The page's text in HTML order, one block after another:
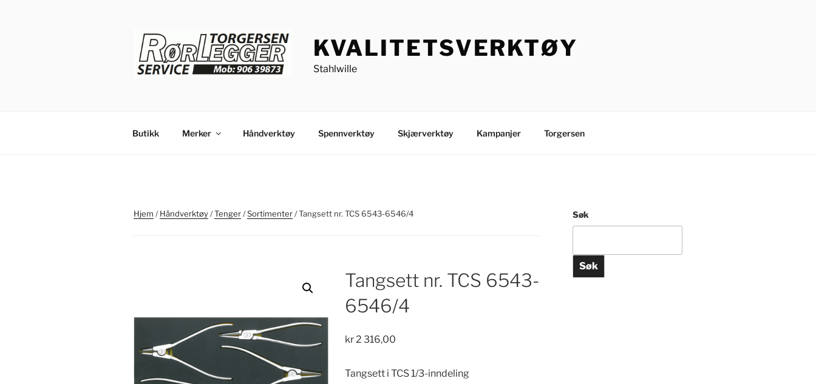
KVALITETSVERKTØY
Stahlwille
Butikk Merker Håndverktøy Spennverktøy Skjærverktøy Kampanjer Torgersen
Hjem /Håndverktøy/Tenger/Sortimenter/ Tangsett nr. TCS 6543-6546/4
Tangsett nr. TCS 6543-
6546/4
kr2 316,00
Tangsett i TCS 1/3-inndeling
Søk
Søk